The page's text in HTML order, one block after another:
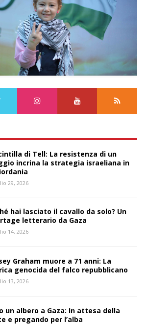
di Tell: La resistenza di un
incrina la strategia israeliana in
29, 2026
hai lasciato il cavallo da solo? Un
letterario da Gaza
14, 2026
Graham muore a 71 anni: La
genocida del falco repubblicano
13, 2026
un albero a Gaza: In attesa della
e pregando per l’alba